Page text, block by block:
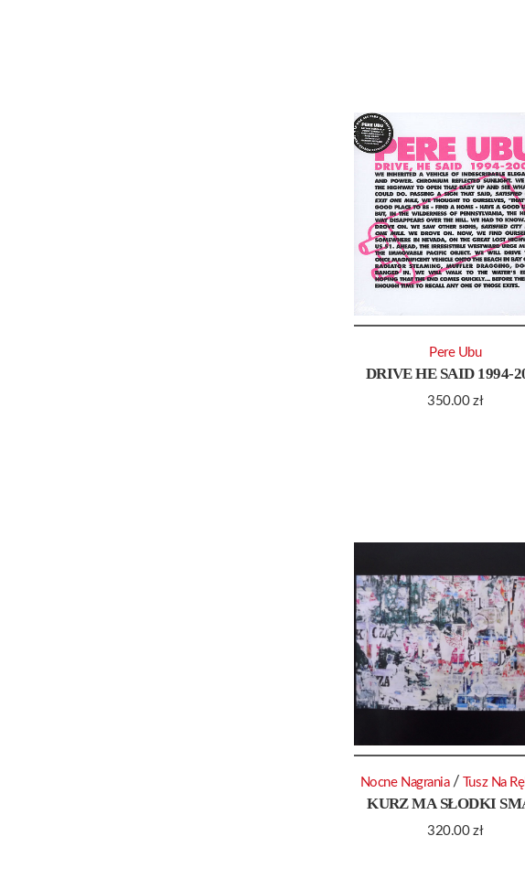
DRIVE HE SAID 1994-
350.00zł
Pere Ubu
KURZ MA SŁODKI
320.00zł
Nocne Nagrania / Tusz Na